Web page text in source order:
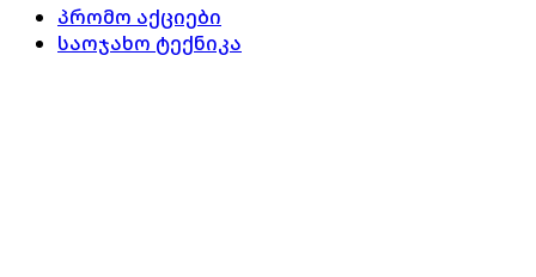
პრომო აქციები
საოჯახო ტექნიკა